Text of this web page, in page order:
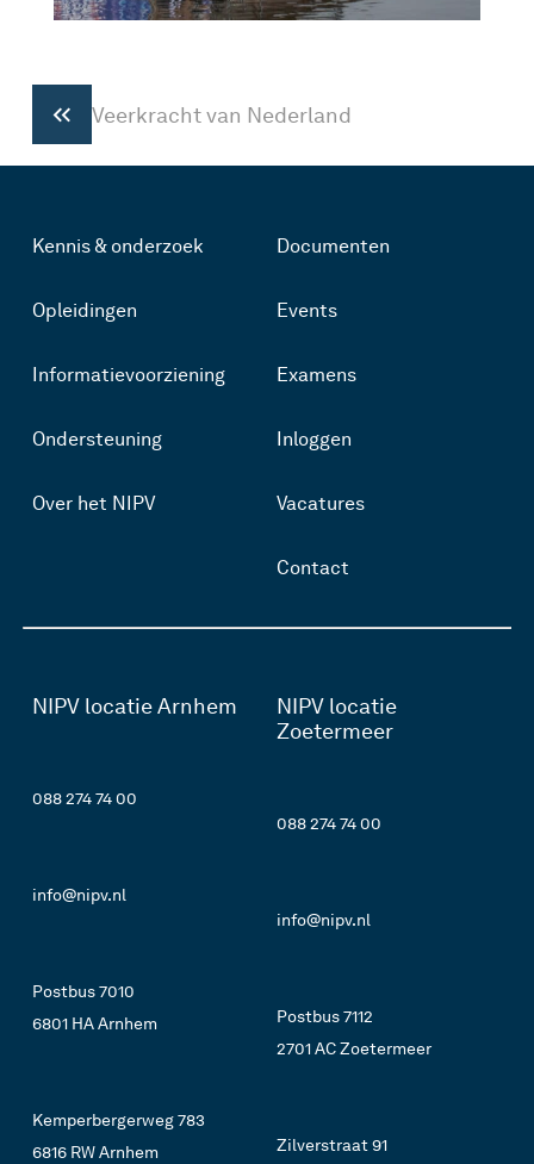
Veerkracht van Nederland
Kennis & onderzoek
Opleidingen
Informatievoorziening
Ondersteuning
Over het NIPV
Documenten
Events
Examens
Inloggen
Vacatures
Contact
NIPV locatie Arnhem
088 274 74 00
info@nipv.nl
Postbus 7010
6801 HA Arnhem
Kemperbergerweg 783
6816 RW Arnhem
NIPV locatie
Zoetermeer
088 274 74 00
info@nipv.nl
Postbus 7112
2701 AC Zoetermeer
Zilverstraat 91